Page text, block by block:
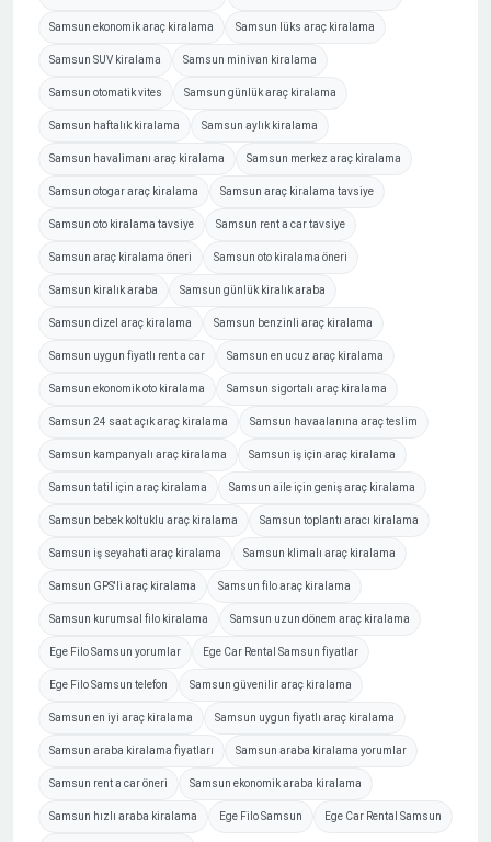
Samsun ekonomik araç kiralama Samsun lüks araç kiralama
Samsun SUV kiralama Samsun minivan kiralama
Samsun otomatik vites Samsun günlük araç kiralama
Samsun haftalık kiralama Samsun aylık kiralama
Samsun havalimanı araç kiralama Samsun merkez araç kiralama
Samsun otogar araç kiralama Samsun araç kiralama tavsiye
Samsun oto kiralama tavsiye Samsun rent a car tavsiye
Samsun araç kiralama öneri Samsun oto kiralama öneri
Samsun kiralık araba Samsun günlük kiralık araba
Samsun dizel araç kiralama Samsun benzinli araç kiralama
Samsun uygun fiyatlı rent a car Samsun en ucuz araç kiralama
Samsun ekonomik oto kiralama Samsun sigortalı araç kiralama
Samsun 24 saat açık araç kiralama Samsun havaalanına araç teslim
Samsun kampanyalı araç kiralama Samsun iş için araç kiralama
Samsun tatil için araç kiralama Samsun aile için geniş araç kiralama
Samsun bebek koltuklu araç kiralama Samsun toplantı aracı kiralama
Samsun iş seyahati araç kiralama Samsun klimalı araç kiralama
Samsun GPS'li araç kiralama Samsun filo araç kiralama
Samsun kurumsal filo kiralama Samsun uzun dönem araç kiralama
Ege Filo Samsun yorumlar Ege Car Rental Samsun fiyatlar
Ege Filo Samsun telefon Samsun güvenilir araç kiralama
Samsun en iyi araç kiralama Samsun uygun fiyatlı araç kiralama
Samsun araba kiralama fiyatları Samsun araba kiralama yorumlar
Samsun rent a car öneri Samsun ekonomik araba kiralama
Samsun hızlı araba kiralama Ege Filo Samsun Ege Car Rental Samsun